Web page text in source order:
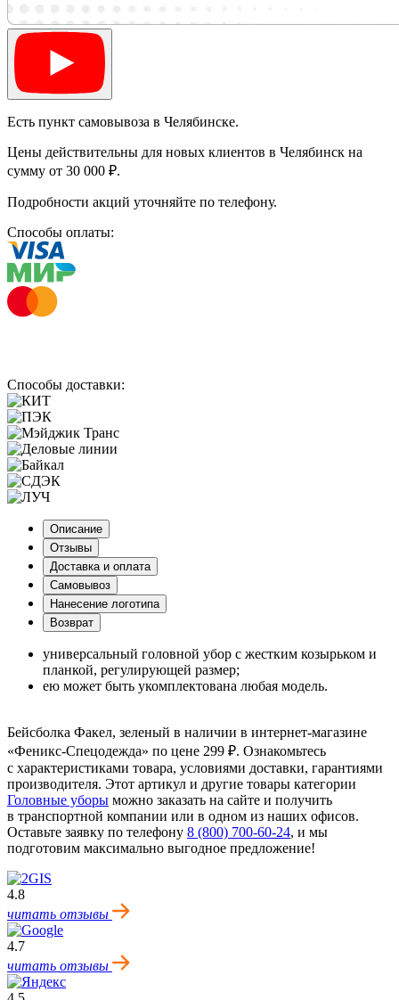
Есть пункт самовывоза в Челябинске.
Цены действительны для новых клиентов в Челябинск на
сумму от 30 000 ₽.
Подробности акций уточняйте по телефону.
Способы оплаты:
Способы доставки:
Описание
Отзывы
Доставка и оплата
Самовывоз
Нанесение логотипа
Возврат
универсальный головной убор с жестким козырьком и
планкой, регулирующей размер;
ею может быть укомплектована любая модель.
Бейсболка Факел, зеленый в наличии в интернет-магазине
«Феникс-Спецодежда» по цене 299 ₽. Ознакомьтесь
с характеристиками товара, условиями доставки, гарантиями
производителя. Этот артикул и другие товары категории
Головные уборы можно заказать на сайте и получить
в транспортной компании или в одном из наших офисов.
Оставьте заявку по телефону 8 (800) 700-60-24, и мы
подготовим максимально выгодное предложение!
4.8
читать отзывы
4.7
читать отзывы